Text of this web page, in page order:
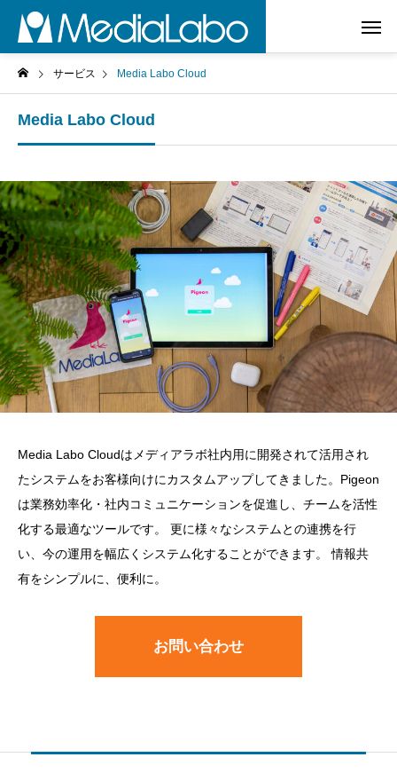
サービス Media Labo Cloud
Media Labo Cloud
Media Labo Cloudはメディアラボ社内用に開発されて活用され
たシステムをお客様向けにカスタムアップしてきました。Pigeon
は業務効率化・社内コミュニケーションを促進し、チームを活性
化する最適なツールです。 更に様々なシステムとの連携を行
い、今の運用を幅広くシステム化することができます。 情報共
有をシンプルに、便利に。
お問い合わせ